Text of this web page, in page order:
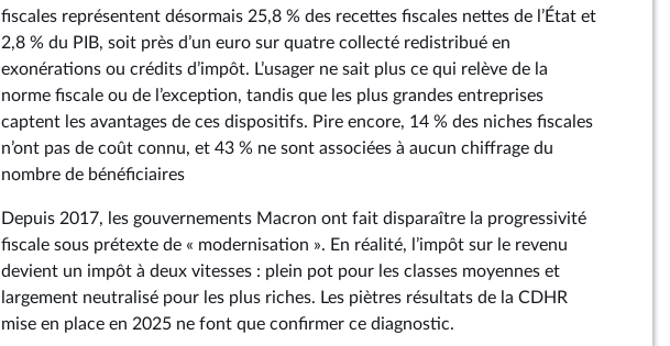
fiscales représentent désormais 25,8 % des recettes fiscales nettes de l’État et
2,8 % du PIB, soit près d’un euro sur quatre collecté redistribué en
exonérations ou crédits d’impôt. L’usager ne sait plus ce qui relève de la
norme fiscale ou de l’exception, tandis que les plus grandes entreprises
captent les avantages de ces dispositifs. Pire encore, 14 % des niches fiscales
n’ont pas de coût connu, et 43 % ne sont associées à aucun chiffrage du
nombre de bénéficiaires
Depuis 2017, les gouvernements Macron ont fait disparaître la progressivité
fiscale sous prétexte de « modernisation ». En réalité, l’impôt sur le revenu
devient un impôt à deux vitesses : plein pot pour les classes moyennes et
largement neutralisé pour les plus riches. Les piètres résultats de la CDHR
mise en place en 2025 ne font que confirmer ce diagnostic.